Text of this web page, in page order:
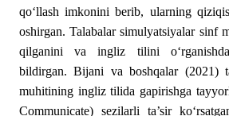
qo‘llash imkonini berib, ularning
oshirgan. Talabalar simulyatsiyalar sinf
qilganini va ingliz tilini
bildirgan. Bijani va boshqalar (2021)
muhitining ingliz tilida gapirishga
Communicate) sezilarli ta’sir